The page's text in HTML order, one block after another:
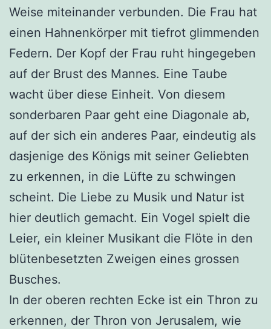
Weise miteinander verbunden. Die Frau hat
einen Hahnenkörper mit tiefrot glimmenden
Federn. Der Kopf der Frau ruht hingegeben
auf der Brust des Mannes. Eine Taube
wacht über diese Einheit. Von diesem
sonderbaren Paar geht eine Diagonale ab,
auf der sich ein anderes Paar, eindeutig als
dasjenige des Königs mit seiner Geliebten
zu erkennen, in die Lüfte zu schwingen
scheint. Die Liebe zu Musik und Natur ist
hier deutlich gemacht. Ein Vogel spielt die
Leier, ein kleiner Musikant die Flöte in den
blütenbesetzten Zweigen eines grossen
Busches.
In der oberen rechten Ecke ist ein Thron zu
erkennen, der Thron von Jerusalem, wie